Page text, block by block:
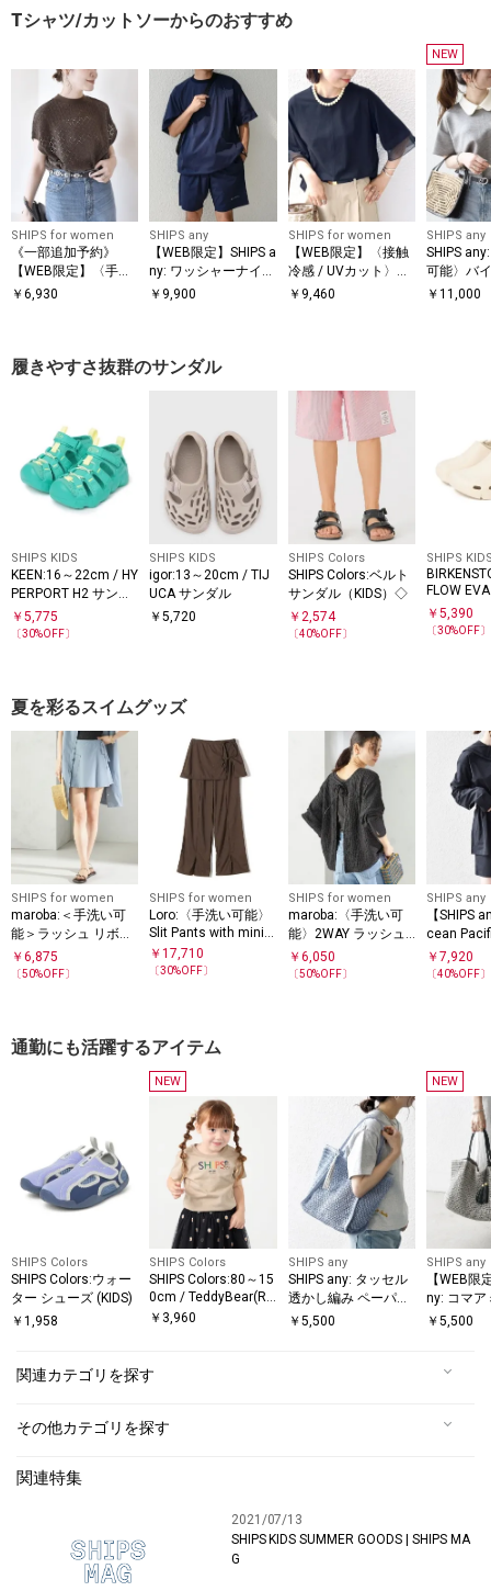
Tシャツ/カットソーからのおすすめ
SHIPS for women
《一部追加予約》
【WEB限定】〈手洗
い可能〉アイレット
￥ 6,930
SHIPS any
【WEB限定】SHIPS a
ny: ワッシャーナイロ
ン スピンドル Tシャ
￥ 9,900
SHIPS for women
【WEB限定】〈接触
冷感 / UVカット〉シ
アー オーガンジー コ
￥ 9,460
NEW
SHIPS any
SHIPS
可能〉バ
ョートス
￥11,000
履きやすさ抜群のサンダル
SHIPS KIDS
KEEN:16～22cm / HY
PERPORT H2 サンダ
ル
￥ 5,775
〔30%OFF〕
SHIPS KIDS
igor:13～20cm / TIJ
UCA サンダル
￥5,720
SHIPS Colors
SHIPS Colors:ベルト
サンダル（KIDS）◇
￥ 2,574
〔40%OFF〕
SHIPS
FLOW
￥5,390
〔30%OFF〕
夏を彩るスイムグッズ
SHIPS for women
maroba:＜手洗い可
能＞ラッシュ リボン
ラップ スカート
￥ 6,875
〔50%OFF〕
SHIPS for women
Loro:〈手洗い可能〉
Slit Pants with mini S
K
￥17,710
〔30%OFF〕
SHIPS for women
maroba:〈手洗い可
能〉2WAY ラッシュ
カーディガン
￥ 6,050
〔50%OFF〕
SHIPS any
【SHIPS
cean
機可能〉
ード 4点
￥7,920
〔40%OFF〕
通勤にも活躍するアイテム
SHIPS Colors
SHIPS Colors:ウォー
ター シューズ (KIDS)
￥ 1,958
NEW
SHIPS Colors
SHIPS Colors:80～15
0cm / TeddyBear(R)
コラボ Tシャツ◇
￥ 3,960
SHIPS any
SHIPS any: タッセル
透かし編み ペーパー
トート バッグ
￥ 5,500
NEW
SHIPS any
【WEB限
ny: コマア
￥5,500
関連カテゴリを探す
その他カテゴリを探す
関連特集
2021/07/13
SHIPS KIDS SUMMER GOODS | SHIPS MA
G